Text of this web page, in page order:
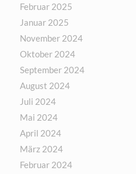
Februar 2025
Januar 2025
November 2024
Oktober 2024
September 2024
August 2024
Juli 2024
Mai 2024
April 2024
März 2024
Februar 2024